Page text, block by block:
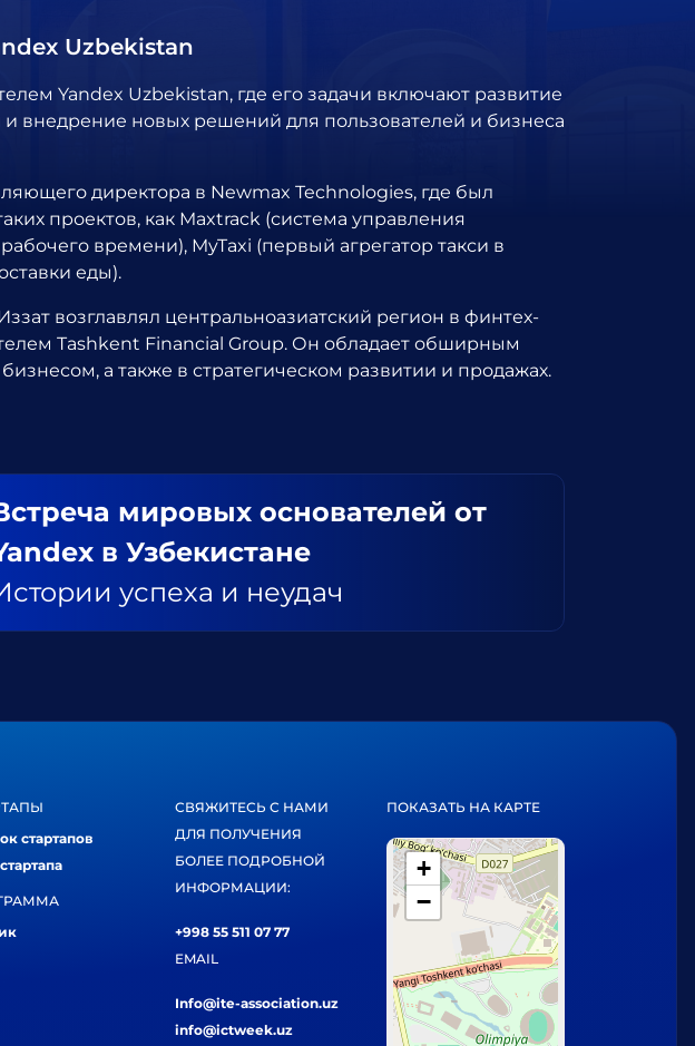
Uzbekistan
Yandex Uzbekistan, где его задачи включают развитие
внедрение новых решений для пользователей и бизнеса
директора в Newmax Technologies, где был
проектов, как Maxtrack (система управления
времени), MyTaxi (первый агрегатор такси в
еды).
возглавлял центральноазиатский регион в финтех-
Tashkent Financial Group. Он обладает обширным
а также в стратегическом развитии и продажах.
мировых основателей от
в Узбекистане
успеха и неудач
стартапов
СВЯЖИТЕСЬ С НАМИ
ДЛЯ ПОЛУЧЕНИЯ
БОЛЕЕ ПОДРОБНОЙ
ИНФОРМАЦИИ:
+998 55 511 07 77
EMAIL
Info@ite-association.uz
info@ictweek.uz
ПОКАЗАТЬ НА КАРТЕ
+
−